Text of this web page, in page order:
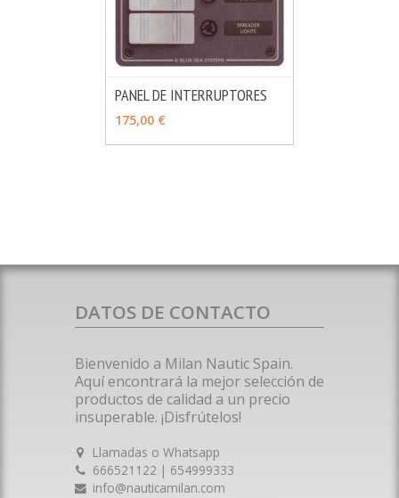
PANEL DE INTERRUPTORES
175,00 €
DATOS DE CONTACTO
Bienvenido a Milan Nautic Spain.
Aquí encontrará la mejor selección de
productos de calidad a un precio
insuperable. ¡Disfrútelos!
Llamadas o Whatsapp
666521122 | 654999333
info@nauticamilan.com